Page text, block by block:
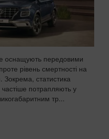
оснащують передовими
рівень смертності на
Зокрема, статистика
частіше потрапляють у
тр...